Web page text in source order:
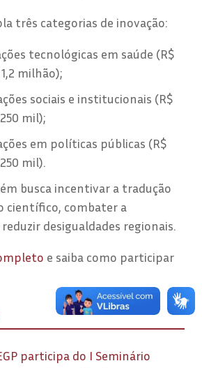
três categorias de inovação:
tecnológicas em saúde (R$
milhão);
sociais e institucionais (R$
mil);
em políticas públicas (R$
mil).
busca incentivar a tradução
científico, combater a
desigualdades regionais.
e saiba como participar
participa do I Seminário